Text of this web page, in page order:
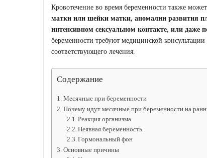
Кровотечение во время беременности также
матки или шейки матки, аномалии развития
интенсивном сексуальном контакте, или даже
беременности требуют медицинской
соответствующего лечения.
Содержание
Месячные при беременности
Почему идут месячные при беременности на
Реакция организма
Неявная беременность
Гормональный фон
Основные причины